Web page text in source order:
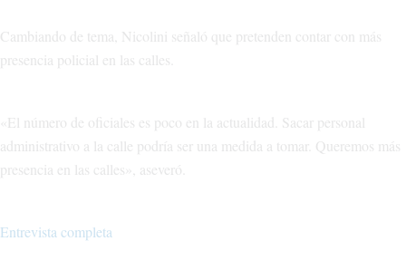
Cambiando de tema, Nicolini señaló que pretenden contar con más
presencia policial en las calles.
«El número de oficiales es poco en la actualidad. Sacar personal
administrativo a la calle podría ser una medida a tomar. Queremos más
presencia en las calles», aseveró.
Entrevista completa